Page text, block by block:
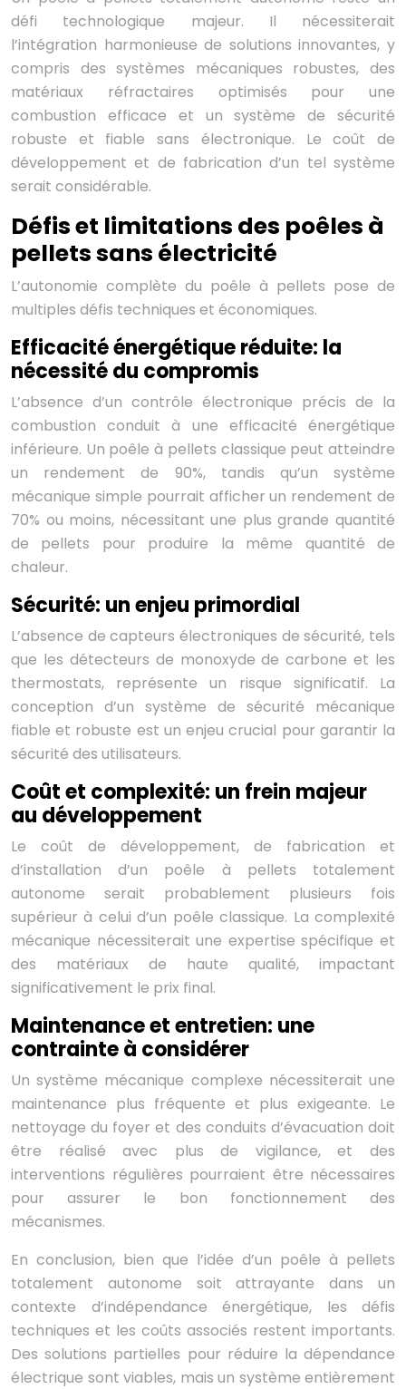
défi technologique majeur. Il nécessiterait
l’intégration harmonieuse de solutions innovantes, y
compris des systèmes mécaniques robustes, des
matériaux réfractaires optimisés pour une
combustion efficace et un système de sécurité
robuste et fiable sans électronique. Le coût de
développement et de fabrication d’un tel système
serait considérable.
Défis et limitations des poêles à
pellets sans électricité
L’autonomie complète du poêle à pellets pose de
multiples défis techniques et économiques.
Efficacité énergétique réduite: la
nécessité du compromis
L’absence d’un contrôle électronique précis de la
combustion conduit à une efficacité énergétique
inférieure. Un poêle à pellets classique peut atteindre
un rendement de 90%, tandis qu’un système
mécanique simple pourrait afficher un rendement de
70% ou moins, nécessitant une plus grande quantité
de pellets pour produire la même quantité de
chaleur.
Sécurité: un enjeu primordial
L’absence de capteurs électroniques de sécurité, tels
que les détecteurs de monoxyde de carbone et les
thermostats, représente un risque significatif. La
conception d’un système de sécurité mécanique
fiable et robuste est un enjeu crucial pour garantir la
sécurité des utilisateurs.
Coût et complexité: un frein majeur
au développement
Le coût de développement, de fabrication et
d’installation d’un poêle à pellets totalement
autonome serait probablement plusieurs fois
supérieur à celui d’un poêle classique. La complexité
mécanique nécessiterait une expertise spécifique et
des matériaux de haute qualité, impactant
significativement le prix final.
Maintenance et entretien: une
contrainte à considérer
Un système mécanique complexe nécessiterait une
maintenance plus fréquente et plus exigeante. Le
nettoyage du foyer et des conduits d’évacuation doit
être réalisé avec plus de vigilance, et des
interventions régulières pourraient être nécessaires
pour assurer le bon fonctionnement des
mécanismes.
En conclusion, bien que l’idée d’un poêle à pellets
totalement autonome soit attrayante dans un
contexte d’indépendance énergétique, les défis
techniques et les coûts associés restent importants.
Des solutions partielles pour réduire la dépendance
électrique sont viables, mais un système entièrement